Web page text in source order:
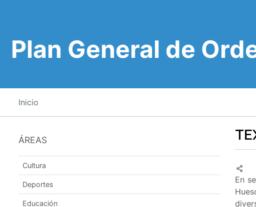
Plan General de
Inicio
ÁREAS
Cultura
Deportes
Educación
En